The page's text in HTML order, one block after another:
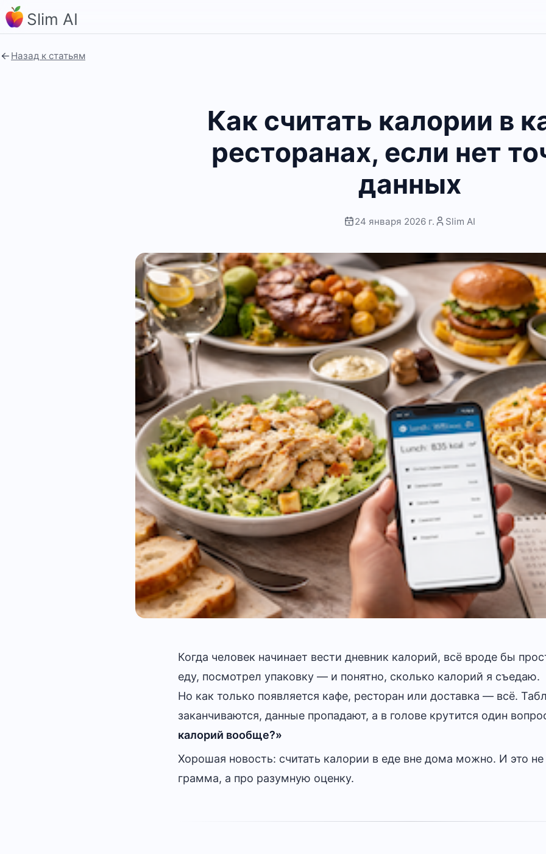
Slim AI
Назад к статьям
Как считать калории в
ресторанах, если нет
данных
24 января 2026 г. Slim AI
Когда человек начинает вести дневник калорий, всё вроде бы
еду, посмотрел упаковку — и понятно, сколько калорий я съедаю.
Но как только появляется кафе, ресторан или доставка — всё.
заканчиваются, данные пропадают, а в голове крутится один
калорий вообще?»
Хорошая новость: считать калории в еде вне дома можно. И это не
грамма, а про разумную оценку.